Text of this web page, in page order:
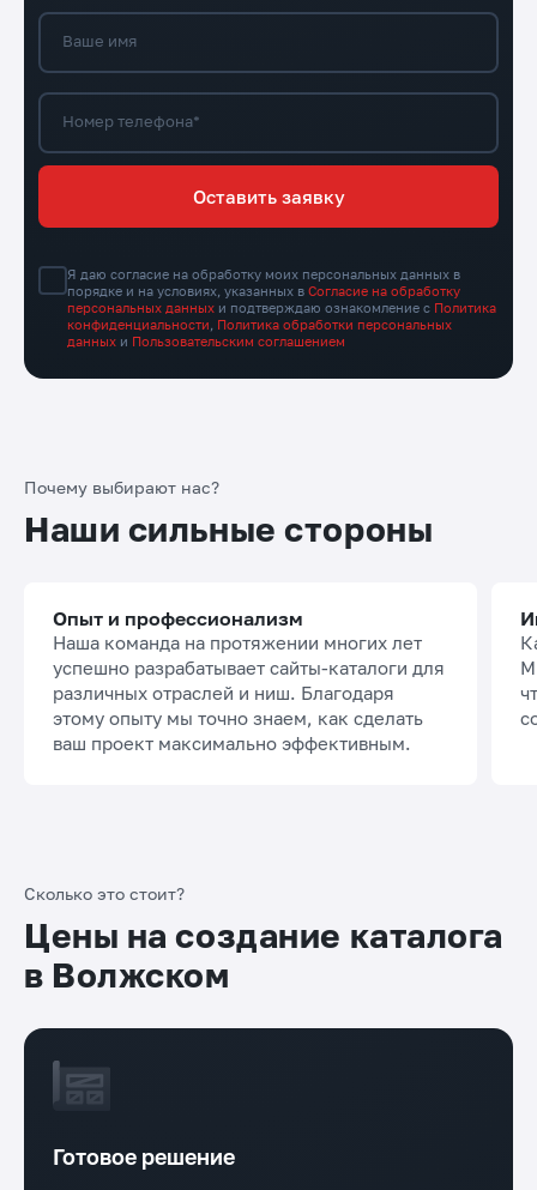
Ваше имя
Номер телефона*
Оставить заявку
Я даю согласие на обработку моих персональных данных в
порядке и на условиях, указанных в Согласие на обработку
персональных данных и подтверждаю ознакомление с Политика
конфиденциальности
Политика обработки персональных
данных и Пользовательским соглашением
Почему выбирают нас?
Наши сильные стороны
Опыт и профессионализм
Наша команда на протяжении многих лет
успешно разрабатывает сайты-каталоги для
различных отраслей и ниш. Благодаря
этому опыту мы точно знаем, как сделать
ваш проект максимально эффективным.
Сколько это стоит?
Цены на создание каталога
в Волжском
Готовое решение